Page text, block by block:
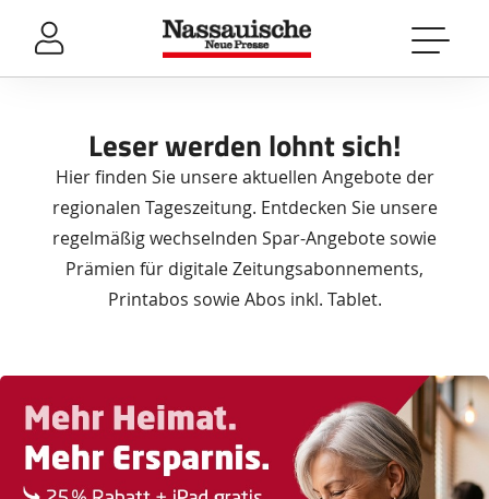
Sprung-
Navigation
Header
Inhalt
Footer
Leser werden lohnt sich!
Hier finden Sie unsere aktuellen Angebote der
regionalen Tageszeitung. Entdecken Sie unsere
regelmäßig wechselnden Spar-Angebote sowie
Prämien für digitale Zeitungsabonnements,
Printabos sowie Abos inkl. Tablet.
Produkt